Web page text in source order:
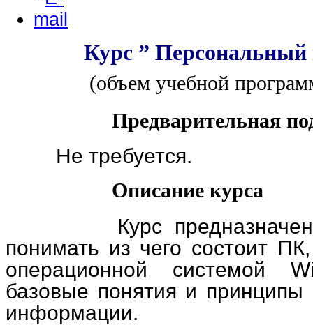
Курс ” Персональный
(объем учебной
Предварительная
Не требуется.
Описание курса
Курс предназначен
понимать из чего состоит
операционной системой
базовые понятия и принципы
информации.